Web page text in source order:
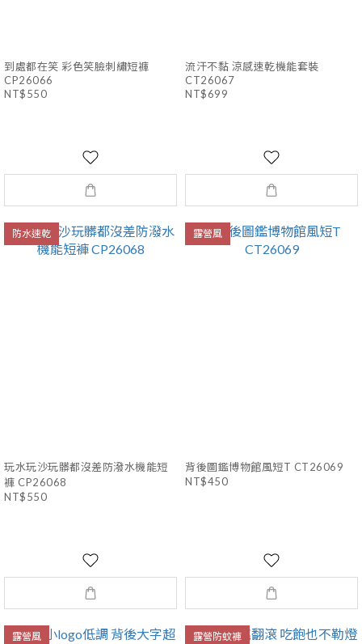
到處都在笑 彩色笑臉刺繡短褲
CP26066
NT$550
流汗不黏 涼感速乾機能套裝
CT26067
NT$699
防水速乾
玩水玩沙玩髒都沒差防潑水機能短
褲 CP26068
NT$550
露營風
背後圖鑑博物館風短T CT26069
NT$450
露營風 露營防蚊褲